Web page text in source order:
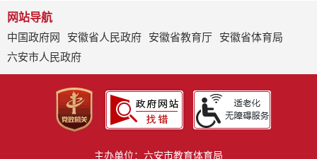
网站导航
中国政府网
安徽省人民政府 安徽省教育厅
安徽省体育局
六安市人民政府
主办单位：六安市教育体育局